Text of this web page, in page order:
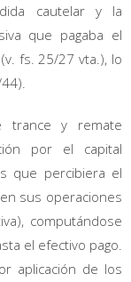
cautelar y la
que pagaba el
fs. 25/27 vta.), lo
trance y remate
por el capital
que percibiera el
sus operaciones
computándose
el efectivo pago.
aplicación de los